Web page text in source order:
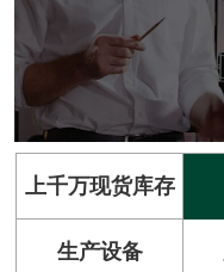
上千万现货库存
生产设备